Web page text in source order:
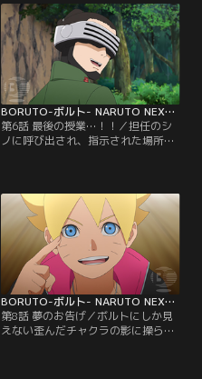
向かうボルトたち男子チームだが、
途中に仕掛けられたトラップや、う
ちはサラダ、秋道（あきみち）チョ
ウチョウを中心とした女子チームに
行く手を阻まれ大苦戦する…。【提
供：バンダイチャンネル】
BORUTO-ボルト- NARUTO NEXT GENERATIONS 第006話
第6話 最後の授業…！！／担任のシ
ノに呼び出され、指示された場所ま
んな三人に突然シノが襲い掛かる！
蟲（むし）を使った術を得意とする
油女一族のシノは、「奇壊蟲（きか
いちゅう）」を放ち容赦ない攻撃を
仕掛けてくる…。【提供：バンダイ
チャンネル】
BORUTO-ボルト- NARUTO NEXT GENERATIONS 第008話
第8話 夢のお告げ／ボルトにしか見
えない歪んだチャクラの影に操ら